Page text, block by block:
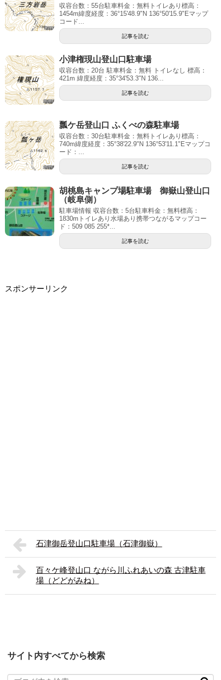
収容台数：55台駐車料金：無料トイレあり標高：
1454m緯度経度：36°15'48.9"N 136°50'15.9"Eマップ
コード...
記事を読む
小津権現山登山口駐車場
収容台数：20台 駐車料金：無料 トイレなし 標高：
421m 緯度経度：35°34'53.3"N 136...
記事を読む
瓢ケ岳登山口 ふくべの森駐車場
収容台数：30台駐車料金：無料トイレあり標高：
740m緯度経度：35°38'22.9"N 136°53'11.1"Eマップコ
ード：...
記事を読む
胡桃島キャンプ場駐車場 御嶽山登山口
（岐阜側）
駐車場情報 収容台数：5台駐車料金：無料標高：
1830mトイレあり水場あり携帯つながるマップコー
ド：509 085 255*...
記事を読む
スポンサーリンク
石津御岳登山口駐車場（石津御嶽）
百々ケ峰登山口 ながら川ふれあいの森 古津駐車
場（どどがみね）
サイト内すべてから検索